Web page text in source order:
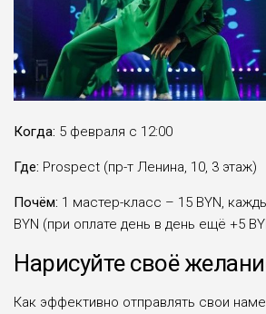
Когда: 5 февраля с 12:00
Где: Prospect (пр-т Ленина, 10, 3 этаж)
Почём: 1 мастер-класс – 15 BYN,
BYN (при оплате день в день ещё +5
Нарисуйте своё
Как эффективно отправлять свои